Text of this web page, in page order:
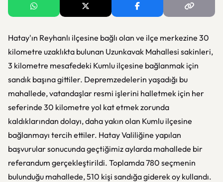
Hatay'ın Reyhanlı ilçesine bağlı olan ve ilçe merkezine 30
kilometre uzaklıkta bulunan Uzunkavak Mahallesi sakinleri,
3 kilometre mesafedeki Kumlu ilçesine bağlanmak için
sandık başına gittiler. Depremzedelerin yaşadığı bu
mahallede, vatandaşlar resmi işlerini halletmek için her
seferinde 30 kilometre yol kat etmek zorunda
kaldıklarından dolayı, daha yakın olan Kumlu ilçesine
bağlanmayı tercih ettiler. Hatay Valiliğine yapılan
başvurular sonucunda geçtiğimiz aylarda mahallede bir
referandum gerçekleştirildi. Toplamda 780 seçmenin
bulunduğu mahallede, 510 kişi sandığa giderek oy kullandı.